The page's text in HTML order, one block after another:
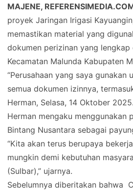
MAJENE,
proyek Jaringan Irigasi
memastikan material yang
dokumen perizinan yang lengkap
Kecamatan Malunda Kabupaten
“Perusahaan yang saya gunakan
semua dokumen izinnya,
Herman, Selasa, 14 Oktober 2025.
Herman mengaku menggunakan
Bintang Nusantara sebagai
“Kita akan terus berupaya
mungkin demi kebutuhan
(Sulbar),” ujarnya.
Sebelumnya diberitakan bahwa